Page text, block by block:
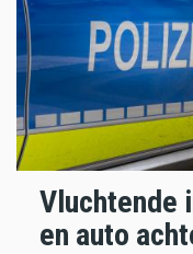
Vluchtende
en auto